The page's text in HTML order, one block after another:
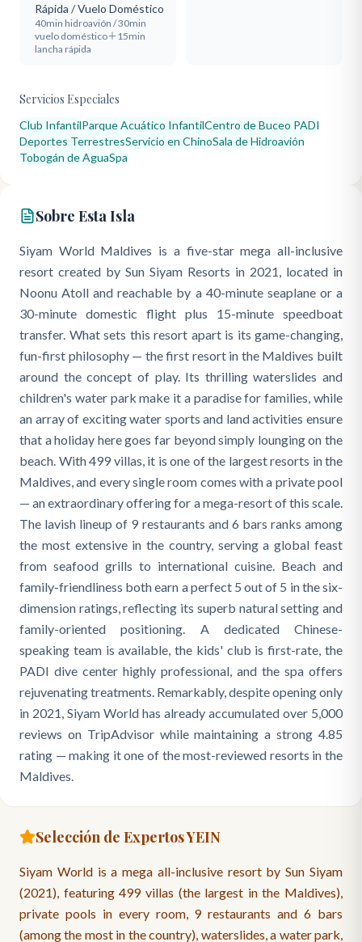
Rápida / Vuelo Doméstico
40min hidroavión / 30min
vuelo doméstico＋15min
lancha rápida
Servicios Especiales
Club InfantilParque Acuático InfantilCentro de Buceo PADI
Deportes TerrestresServicio en ChinoSala de Hidroavión
Tobogán de AguaSpa
Sobre Esta Isla
Siyam World Maldives is a five-star mega all-inclusive
resort created by Sun Siyam Resorts in 2021, located in
Noonu Atoll and reachable by a 40-minute seaplane or a
30-minute domestic flight plus 15-minute speedboat
transfer. What sets this resort apart is its game-changing,
fun-first philosophy — the first resort in the Maldives built
around the concept of play. Its thrilling waterslides and
children's water park make it a paradise for families, while
an array of exciting water sports and land activities ensure
that a holiday here goes far beyond simply lounging on the
beach. With 499 villas, it is one of the largest resorts in the
Maldives, and every single room comes with a private pool
— an extraordinary offering for a mega-resort of this scale.
The lavish lineup of 9 restaurants and 6 bars ranks among
the most extensive in the country, serving a global feast
from seafood grills to international cuisine. Beach and
family-friendliness both earn a perfect 5 out of 5 in the six-
dimension ratings, reflecting its superb natural setting and
family-oriented positioning. A dedicated Chinese-
speaking team is available, the kids' club is first-rate, the
PADI dive center highly professional, and the spa offers
rejuvenating treatments. Remarkably, despite opening only
in 2021, Siyam World has already accumulated over 5,000
reviews on TripAdvisor while maintaining a strong 4.85
rating — making it one of the most-reviewed resorts in the
Maldives.
Selección de Expertos YEIN
Siyam World is a mega all-inclusive resort by Sun Siyam
(2021), featuring 499 villas (the largest in the Maldives),
private pools in every room, 9 restaurants and 6 bars
(among the most in the country), waterslides, a water park,